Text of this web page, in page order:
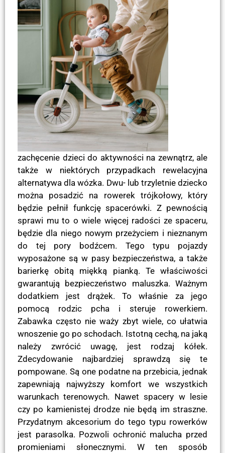
zachęcenie dzieci do aktywności na zewnątrz, ale
także w niektórych przypadkach rewelacyjna
alternatywa dla wózka. Dwu- lub trzyletnie dziecko
można posadzić na rowerek trójkołowy, który
będzie pełnił funkcję spacerówki. Z pewnością
sprawi mu to o wiele więcej radości ze spaceru,
będzie dla niego nowym przeżyciem i nieznanym
do tej pory bodźcem. Tego typu pojazdy
wyposażone są w pasy bezpieczeństwa, a także
barierkę obitą miękką pianką. Te właściwości
gwarantują bezpieczeństwo maluszka. Ważnym
dodatkiem jest drążek. To właśnie za jego
pomocą rodzic pcha i steruje rowerkiem.
Zabawka często nie waży zbyt wiele, co ułatwia
wnoszenie go po schodach. Istotną cechą, na jaką
należy zwrócić uwagę, jest rodzaj kółek.
Zdecydowanie najbardziej sprawdzą się te
pompowane. Są one podatne na przebicia, jednak
zapewniają najwyższy komfort we wszystkich
warunkach terenowych. Nawet spacery w lesie
czy po kamienistej drodze nie będą im straszne.
Przydatnym akcesorium do tego typu rowerków
jest parasolka. Pozwoli ochronić malucha przed
promieniami słonecznymi. W ten sposób